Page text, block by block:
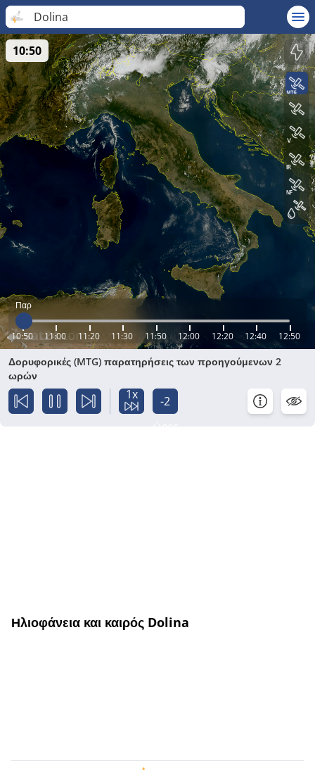
Dolina
Παρ
10:50 11:00 11:20 11:30 11:50 12:00 12:20 12:40 12:50
10:50
Δορυφορικές (MTG) παρατηρήσεις των προηγούμενων 2
ωρών
1x
-2
Ηλιοφάνεια και καιρός Dolina